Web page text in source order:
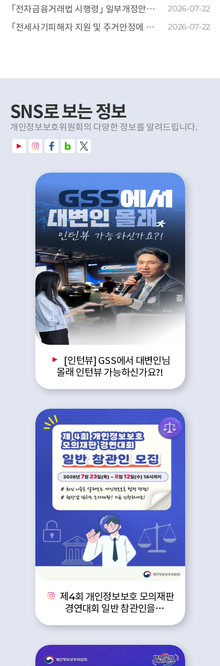
｢전자금융거래법 시행령｣ 일부개정안에 대한 개인정보 침해요인 평가에 관한 건 2026-07-22
｢전세사기피해자 지원 및 주거안정에 관한 특별법 시행규칙｣ 일부개정안에 대한 개인정보 침해요인 평가에 관한 건 2026-07-22
기
SNS로 보는 정보
개인정보보호위원회의 다양한 정보를 알려드립니다.
유
튜
인
스
페
이
북
네
이
로
그
X
(
터
)
몰래 인턴뷰 가능하신가요?!
제4회 개인정보보호 모의재판
경연대회 일반 참관인을